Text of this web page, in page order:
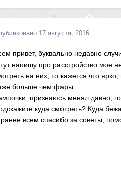
17 августа, 2016
привет, буквально недавно
напишу про расстройство мое
на них, то кажется что
больше чем фары.
признаюсь менял давно,
куда смотреть? Куда
всем спасибо за советы,